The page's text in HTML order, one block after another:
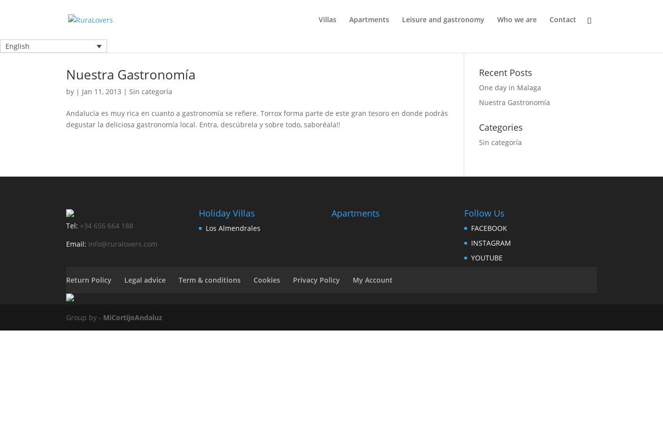
Villas Apartments Leisure and gastronomy Who we are Contact
English
Nuestra Gastronomía
by | Jan 11, 2013 |Sin categoría
Andalucía es muy rica en cuanto a gastronomía se refiere. Torrox forma parte de este gran tesoro en donde podrás
degustar la deliciosa gastronomía local. Entra, descúbrela y sobre todo, saboréala!!
Recent Posts
One day in Malaga
Nuestra Gastronomía
Categories
Sin categoría
Tel: +34 656 664 188
Email: info@ruralovers.com
Holiday Villas
Los Almendrales
Apartments Follow Us
FACEBOOK
INSTAGRAM
YOUTUBE
Return Policy Legal advice Term & conditions Cookies Privacy Policy My Account
Group by - MiCortijoAndaluz